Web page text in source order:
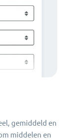
gemiddeld en
middelen en